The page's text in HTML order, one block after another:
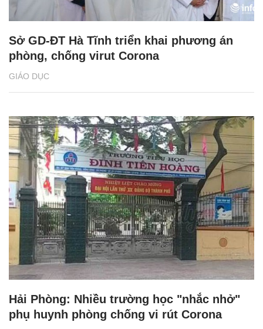
GIÁO DỤC
Sở GD-ĐT Hà Tĩnh triển khai phương án
phòng, chống virut Corona
Hải Phòng: Nhiều trường học "nhắc nhở"
phụ huynh phòng chống vi rút Corona